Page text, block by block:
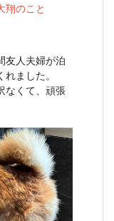
翔のこと
友人夫婦が泊
ました。
なくて、頑張